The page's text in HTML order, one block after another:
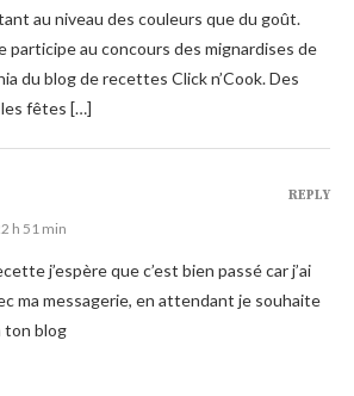
au niveau des couleurs que du goût.
au concours des mignardises de
du blog de recettes Click n’Cook. Des
fêtes […]
h 51 min
j’espère que c’est bien passé car j’ai
ma messagerie, en attendant je souhaite
ton blog
REPLY